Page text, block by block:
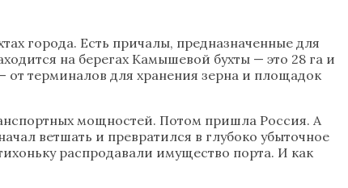
города. Есть причалы, предназначенные для
на берегах Камышевой бухты — это 28 га и
от терминалов для хранения зерна и площадок
мощностей. Потом пришла Россия. А
ветшать и превратился в глубоко убыточное
распродавали имущество порта. И как